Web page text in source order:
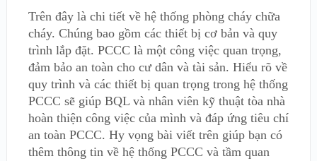
Trên đây là chi tiết về hệ thống phòng cháy chữa
cháy. Chúng bao gồm các thiết bị cơ bản và quy
trình lắp đặt. PCCC là một công việc quan trọng,
đảm bảo an toàn cho cư dân và tài sản. Hiểu rõ về
quy trình và các thiết bị quan trọng trong hệ thống
PCCC sẽ giúp BQL và nhân viên kỹ thuật tòa nhà
hoàn thiện công việc của mình và đáp ứng tiêu chí
an toàn PCCC. Hy vọng bài viết trên giúp bạn có
thêm thông tin về hệ thống PCCC và tầm quan